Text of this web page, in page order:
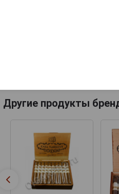
Другие продукты